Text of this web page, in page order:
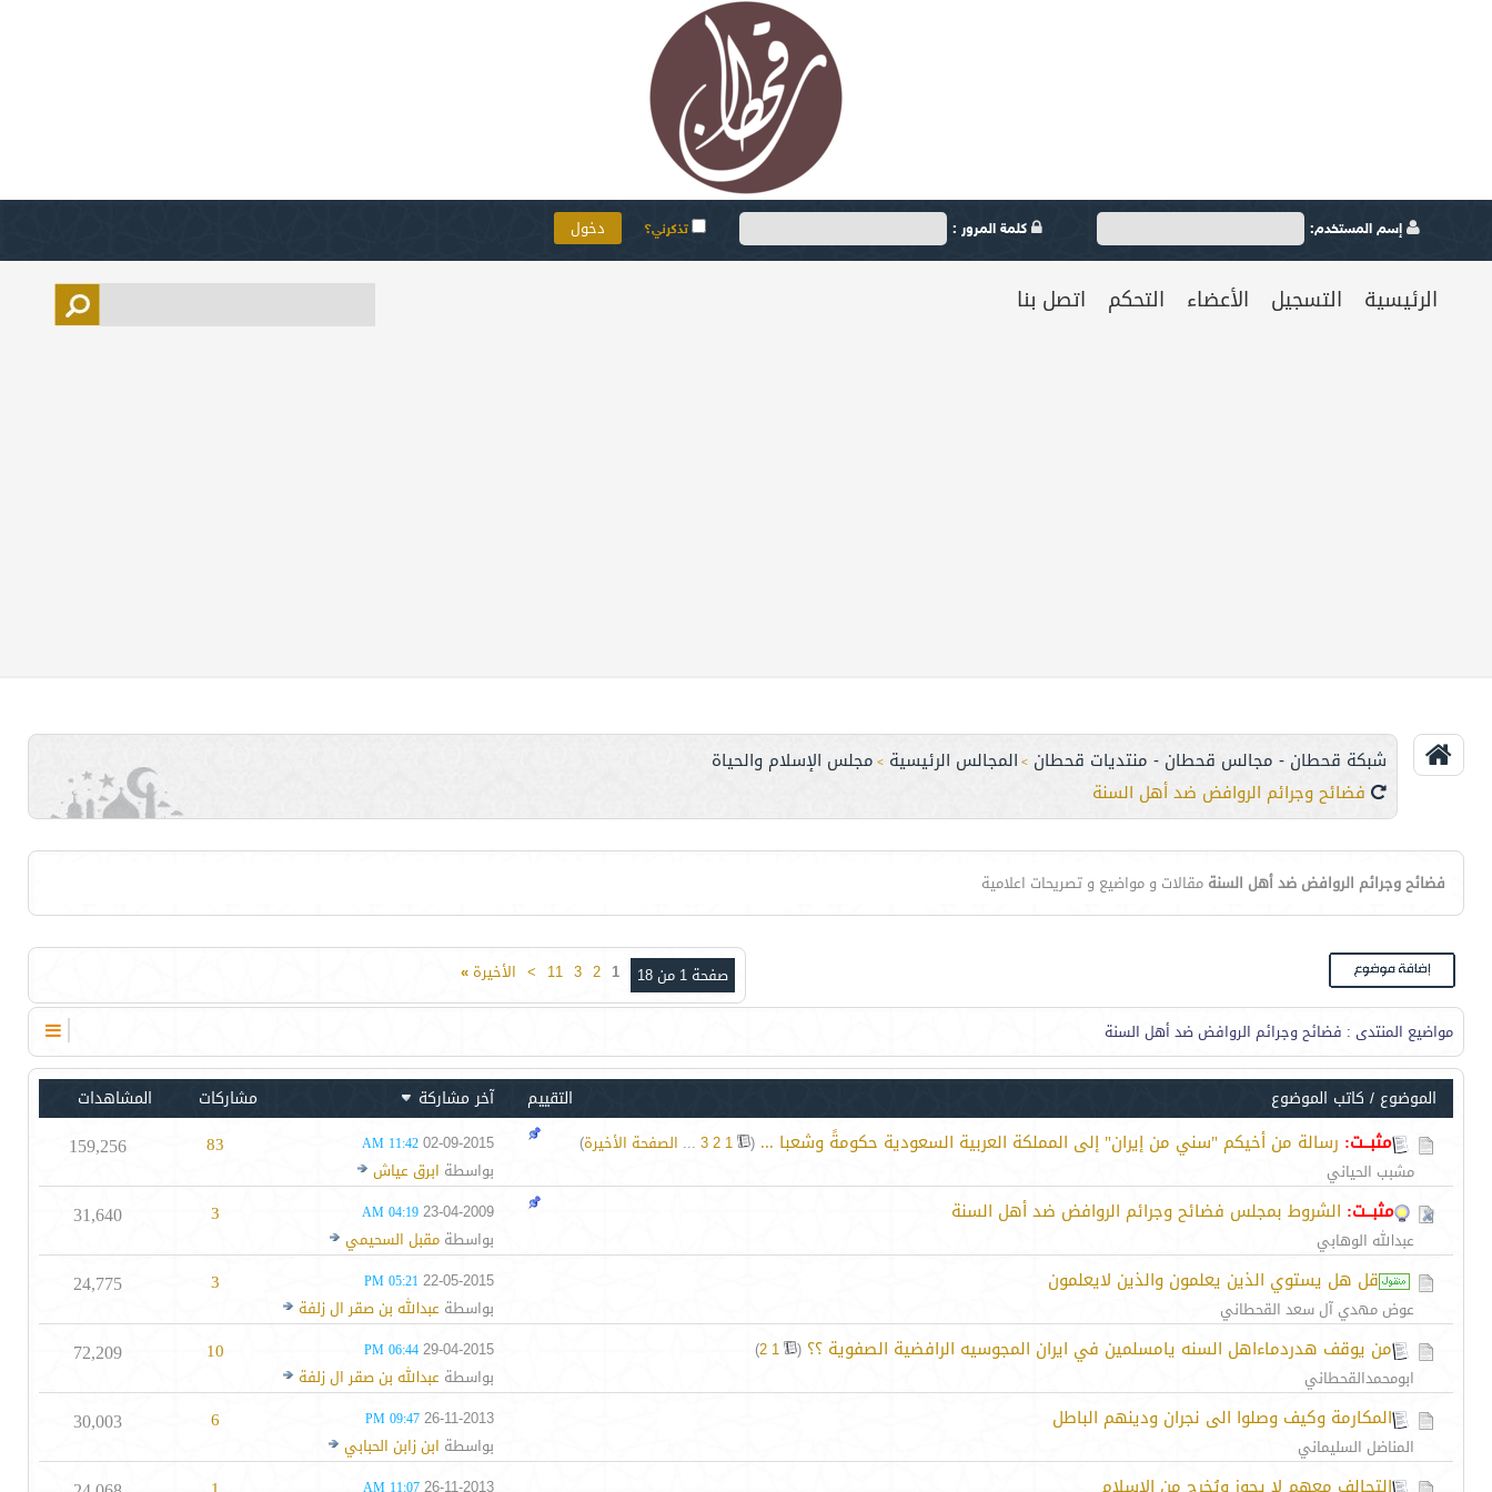
إسم المستخدم: كلمة المرور : تذكرني؟
الرئيسية التسجيل الأعضاء التحكم اتصل بنا
شبكة قحطان - مجالس قحطان - منتديات قحطان > المجالس الرئيسية > مجلس الإسلام والحياة
فضائح وجرائم الروافض ضد أهل السنة
فضائح وجرائم الروافض ضد أهل السنة مقالات و مواضيع و تصريحات اعلامية
صفحة 1 من 18 1
2
3
11
> الأخيرة»
مواضيع المنتدى : فضائح وجرائم الروافض ضد أهل السنة
التقييم الموضوع / كاتب الموضوع آخر مشاركة مشاركات المشاهدات
مثبــت: رسالة من أخيكم "سني من إيران" إلى المملكة العربية السعودية حكومةً وشعبا ... (
1
2
3
... الصفحة الأخيرة)
مشبب الحياني
02-09-2015
11:42 AM
بواسطة ابرق عياش
83
159,256
مثبــت: الشروط بمجلس فضائح وجرائم الروافض ضد أهل السنة
عبدالله الوهابي
23-04-2009
04:19 AM
بواسطةمقبل السحيمي
3
31,640
قل هل يستوي الذين يعلمون والذين لايعلمون
عوض مهدي آل سعد القحطاني
22-05-2015
05:21 PM
بواسطةعبدالله بن صقر ال زلفة
3
24,775
من يوقف هدردماءاهل السنه يامسلمين في ايران المجوسيه الرافضية الصفوية ؟؟ (
1
2
)
ابومحمدالقحطاني
29-04-2015
06:44 PM
بواسطةعبدالله بن صقر ال زلفة
10
72,209
المكارمة وكيف وصلوا الى نجران ودينهم الباطل
المناضل السليماني
26-11-2013
09:47 PM
بواسطة ابن زابن الحبابي
6
30,003